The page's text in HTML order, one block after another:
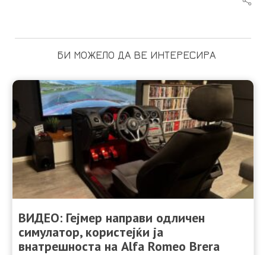
БИ МОЖЕЛО ДА ВЕ ИНТЕРЕСИРА
ВИДЕО: Гејмер направи одличен
симулатор, користејќи ја
внатрешноста на Alfa Romeo Brera